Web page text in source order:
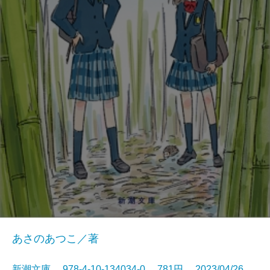
あさのあつこ／著